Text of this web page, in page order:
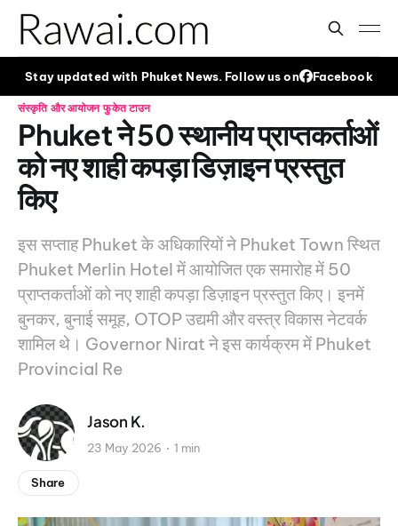
Stay updated with Phuket News. Follow us on Facebook
संस्कृति और आयोजन फुकेत टाउन
Phuket ने 50 स्थानीय प्राप्तकर्ताओं
को नए शाही कपड़ा डिज़ाइन प्रस्तुत
किए
इस सप्ताह Phuket के अधिकारियों ने Phuket Town स्थित
Phuket Merlin Hotel में आयोजित एक समारोह में 50
प्राप्तकर्ताओं को नए शाही कपड़ा डिज़ाइन प्रस्तुत किए। इनमें
बुनकर, बुनाई समूह, OTOP उद्यमी और वस्त्र विकास नेटवर्क
शामिल थे। Governor Nirat ने इस कार्यक्रम में Phuket
Provincial Re
Jason K.
23 May 2026 1 min
Share